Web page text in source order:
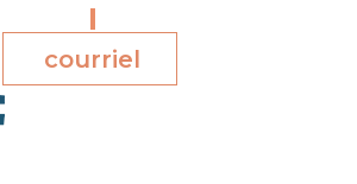
courriel